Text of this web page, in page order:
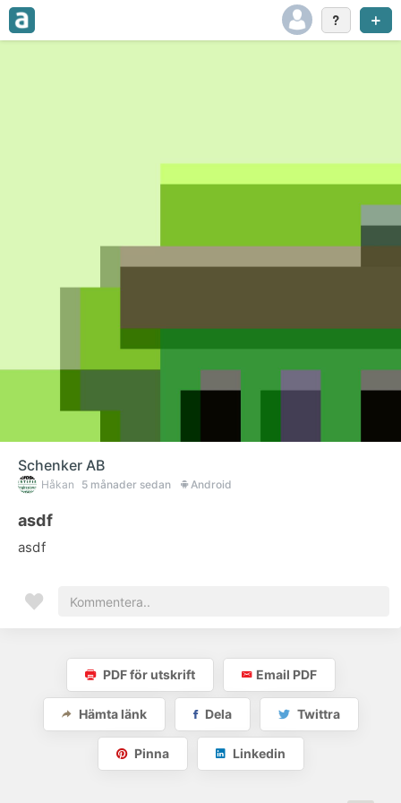
Schenker AB
Håkan 5 månader sedan Android
asdf
asdf
PDF för utskrift Email PDF
Hämta länk Dela Twittra
Pinna Linkedin